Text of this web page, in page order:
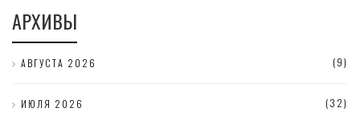
АРХИВЫ
АВГУСТА 2026 (9)
ИЮЛЯ 2026 (32)